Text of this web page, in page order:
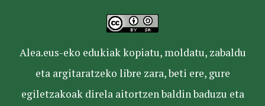
Alea.eus-eko edukiak kopiatu, moldatu, zabaldu
eta argitaratzeko libre zara, beti ere, gure
egiletzakoak direla aitortzen baldin baduzu eta